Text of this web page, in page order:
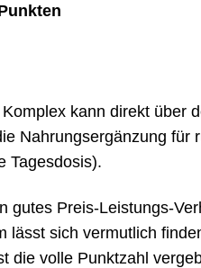
kann direkt über
Nahrungsergänzung
Tagesdosis).
gutes Preis-Leistungs-
lässt sich vermutlich
die volle Punktzahl